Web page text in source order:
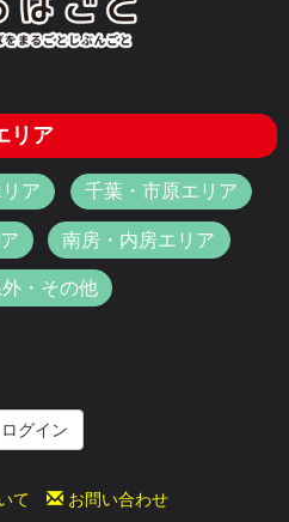
リア
ア 千葉・市原エリア
南房・内房エリア
・その他
ログイン
て お問い合わせ